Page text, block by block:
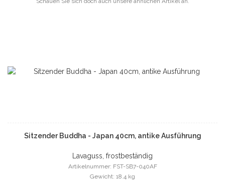
Sitzender Buddha - Japan 40cm, antike Ausführung
Lavaguss, frostbeständig
Artikelnummer: FST-SB7-040AF
Gewicht: 18.4 kg